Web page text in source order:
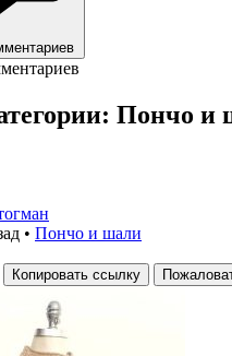
Пончо и
• Пончо и шали
Копировать ссылку